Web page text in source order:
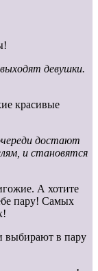
девушки.
красивые
достают
и становятся
А хотите
пару! Самых
выбирают в пару